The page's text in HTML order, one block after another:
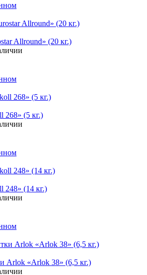
Allround» (20 кг.)
268» (5 кг.)
248» (14 кг.)
Arlok «Arlok 38» (6,5 кг.)